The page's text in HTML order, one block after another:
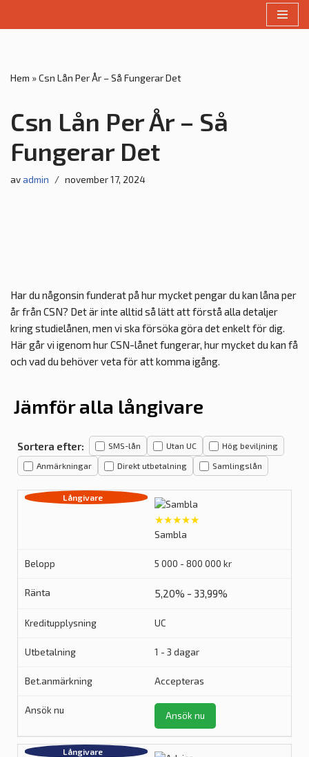
Hem »Csn Lån Per År – Så Fungerar Det
Csn Lån Per År – Så
Fungerar Det
avadmin november 17, 2024
Har du någonsin funderat på hur mycket pengar du kan låna per
år från CSN? Det är inte alltid så lätt att förstå alla detaljer
kring studielånen, men vi ska försöka göra det enkelt för dig.
Här går vi igenom hur CSN-lånet fungerar, hur mycket du kan få
och vad du behöver veta för att komma igång.
Jämför alla långivare
Sortera efter: SMS-lån Utan UC Hög beviljning
Anmärkningar Direkt utbetalning Samlingslån
★★★★★
Sambla
5 000 - 800 000 kr
5,20% - 33,99%
UC
1 - 3 dagar
Accepteras
Ansök nu